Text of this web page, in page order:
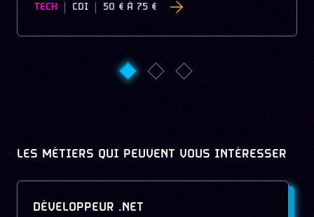
TECH CDI 50 € À 75 €
LES MÉTIERS QUI PEUVENT VOUS INTÉRESSER
DÉVELOPPEUR .NET